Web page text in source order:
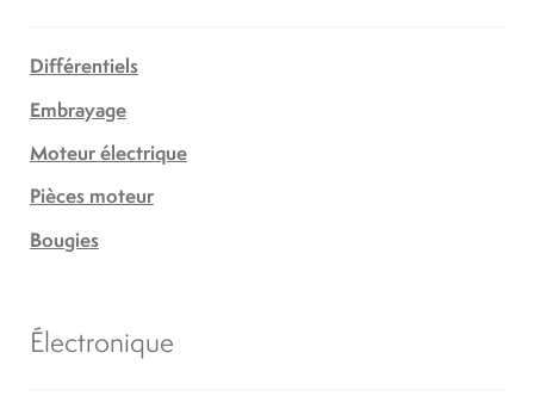
Différentiels
Embrayage
Moteur électrique
Pièces moteur
Bougies
Électronique